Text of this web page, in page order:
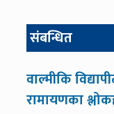
संबन्धित
वाल्मीकि
रामायणका